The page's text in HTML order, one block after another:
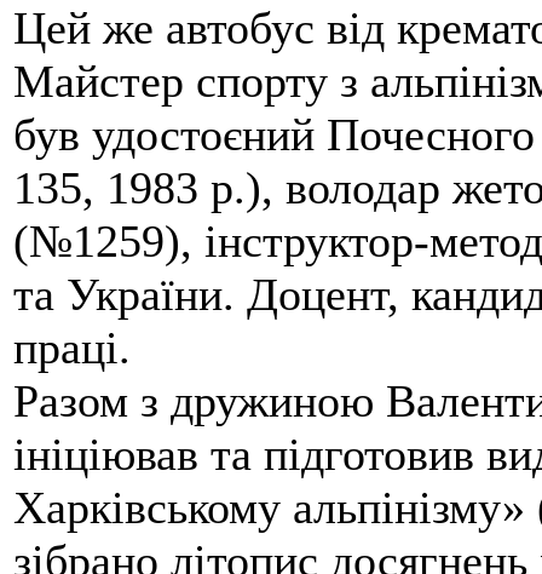
Цей же автобус від
Майстер спорту з
був удостоєний
135, 1983 р.), володар
(№1259), інструктор-
та України. Доцент,
праці.
Разом з дружиною
ініціював та підготовив
Харківському
зібрано літопис